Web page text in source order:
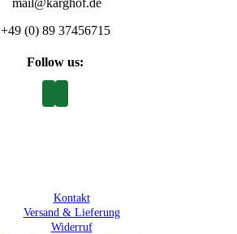
+49 (0) 89 37456715
Follow us:
Kontakt
Versand & Lieferung
Widerruf